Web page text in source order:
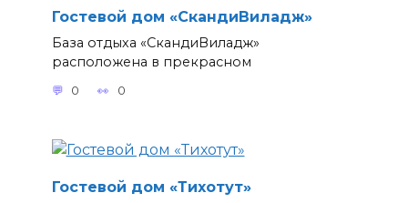
Гостевой дом «СкандиВиладж»
База отдыха «СкандиВиладж»
расположена в прекрасном
0 0
Гостевой дом «Тихотут»